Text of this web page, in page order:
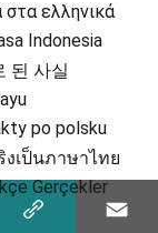
ελληνικά
Indonesia
사실
po polsku
เป็นภาษาไทย
Gerçekler